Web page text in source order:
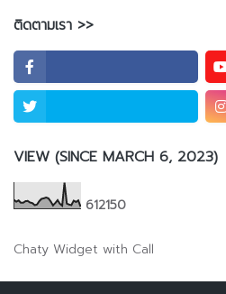
ติดตามเรา >>
VIEW (SINCE MARCH 6, 2023)
612150
Chaty Widget with Call